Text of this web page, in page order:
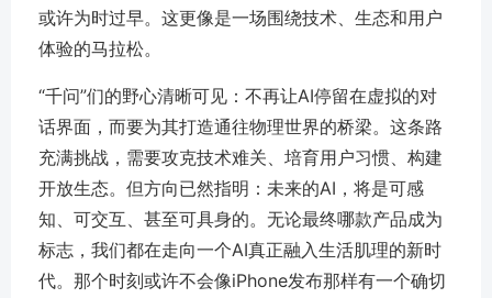
或许为时过早。这更像是一场围绕技术、生态和用户
体验的马拉松。
“千问”们的野心清晰可见：不再让AI停留在虚拟的对
话界面，而要为其打造通往物理世界的桥梁。这条路
充满挑战，需要攻克技术难关、培育用户习惯、构建
开放生态。但方向已然指明： 未来的AI，将是可感
知、可交互、甚至可具身的。无论最终哪款产品成为
标志，我们都在走向一个AI真正融入生活肌理的新时
代。那个时刻或许不会像iPhone发布那样有一个确切